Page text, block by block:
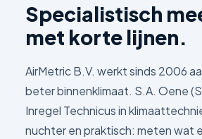
Specialistisch
met korte lijnen.
AirMetric B.V. werkt sinds 2006
beter binnenklimaat. S.A. Oene
Inregel Technicus in
nuchter en praktisch: meten wat